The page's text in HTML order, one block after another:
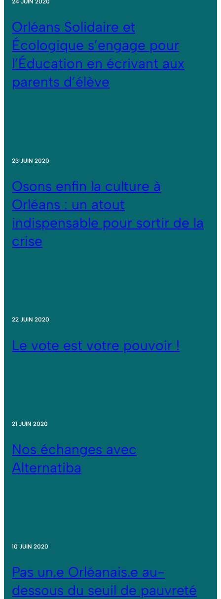
24 JUIN 2020
Orléans Solidaire et
Écologique s’engage pour
l’Éducation en écrivant aux
parents d’élève
23 JUIN 2020
Osons enfin la culture à
Orléans : un atout
indispensable pour sortir de la
crise
22 JUIN 2020
Le vote est votre pouvoir !
21 JUIN 2020
Nos échanges avec
Alternatiba
10 JUIN 2020
Pas un.e Orléanais.e au-
dessous du seuil de pauvreté